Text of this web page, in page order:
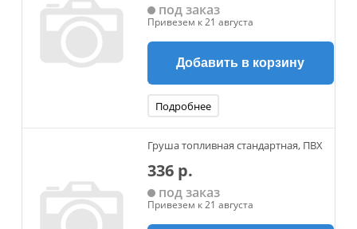
под заказ
Привезем к 21 августа
Добавить в корзину
Подробнее
Груша топливная стандартная, ПВХ
336 р.
под заказ
Привезем к 21 августа